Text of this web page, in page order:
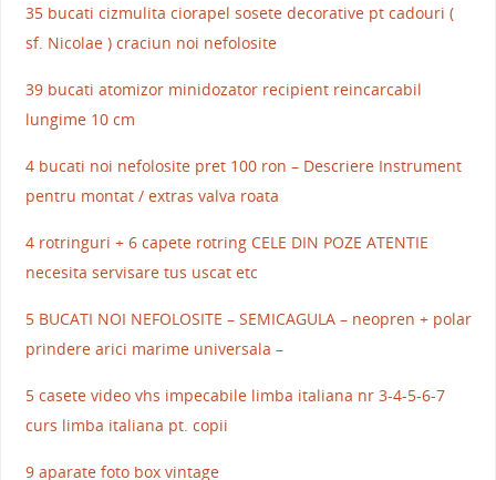
35 bucati cizmulita ciorapel sosete decorative pt cadouri (
sf. Nicolae ) craciun noi nefolosite
39 bucati atomizor minidozator recipient reincarcabil
lungime 10 cm
4 bucati noi nefolosite pret 100 ron – Descriere Instrument
pentru montat / extras valva roata
4 rotringuri + 6 capete rotring CELE DIN POZE ATENTIE
necesita servisare tus uscat etc
5 BUCATI NOI NEFOLOSITE – SEMICAGULA – neopren + polar
prindere arici marime universala –
5 casete video vhs impecabile limba italiana nr 3-4-5-6-7
curs limba italiana pt. copii
9 aparate foto box vintage